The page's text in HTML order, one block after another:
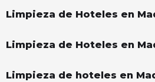
Limpieza de Hoteles en
Limpieza de Hoteles en
Limpieza de hoteles en